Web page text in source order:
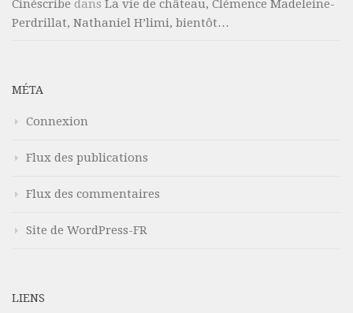
Cinéscribe dans La vie de château, Clémence Madeleine-
Perdrillat, Nathaniel H’limi, bientôt…
MÉTA
Connexion
Flux des publications
Flux des commentaires
Site de WordPress-FR
LIENS